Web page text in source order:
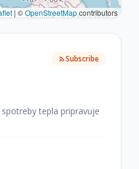
| ©OpenStreetMapcontributors
Subscribe
tepla pripravuje